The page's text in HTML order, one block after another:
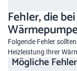
Fehler, die
Folgende Fehler
Heizleistung Ihrer
Mögliche